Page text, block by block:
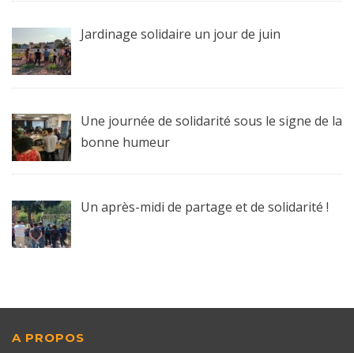
Jardinage solidaire un jour de juin
Une journée de solidarité sous le signe de la
bonne humeur
Un après-midi de partage et de solidarité !
A PROPOS